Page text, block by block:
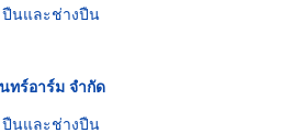
ปืนและช่างปืน
ทร์อาร์ม จำกัด
ปืนและช่างปืน